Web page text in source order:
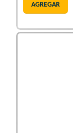
AGREGAR